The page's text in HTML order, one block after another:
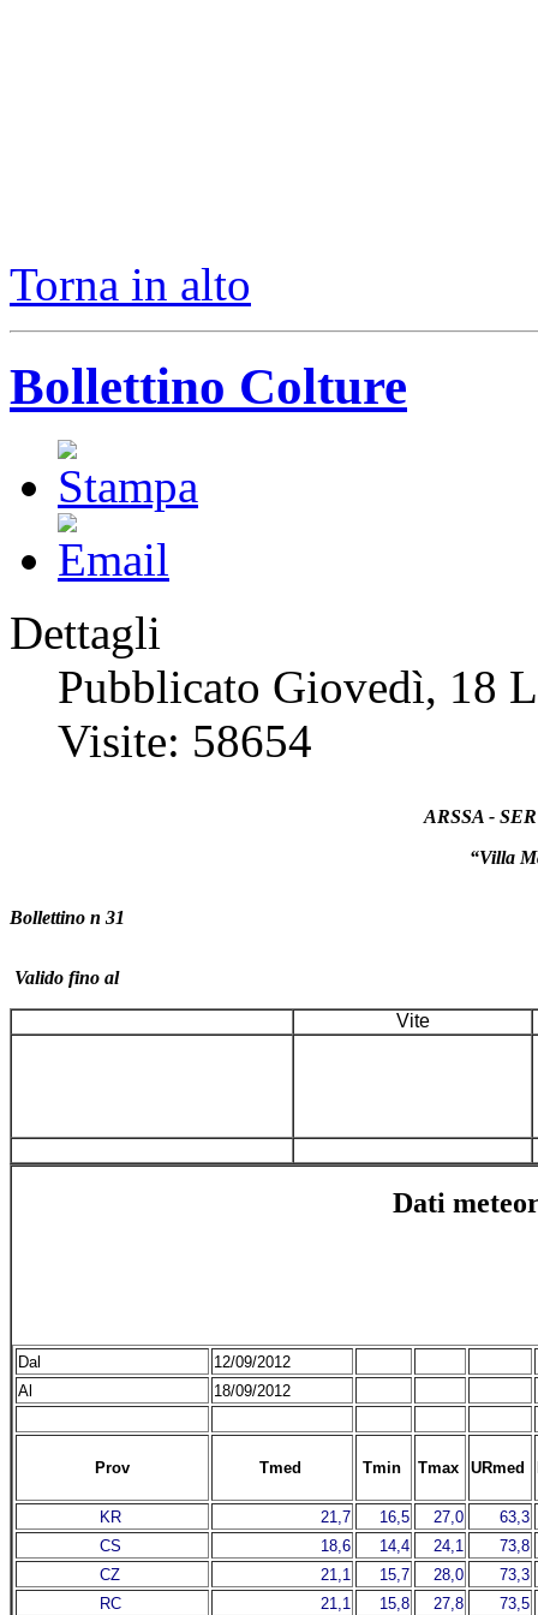
Torna in alto
Bollettino Colture
Dettagli
Pubblicato Giovedì, 18
Visite: 58654
ARSSA -
“Villa
Bollettino n 31
Valido fino al
Vite
Dati
Dal
12/09/2012
Al
18/09/2012
Prov Tmed Tmin Tmax URmed
KR 21,7 16,5 27,0
63,3
CS
18,6 14,4 24,1
73,8
CZ
21,1 15,7 28,0
73,3
RC
21,1 15,8 27,8
73,5